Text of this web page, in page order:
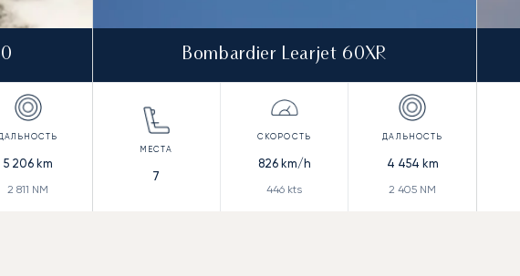
5 206km
2 811 NM
Bombardier Learjet 60XR
7
826km/h
446 kts
4 454 km
2 405 NM